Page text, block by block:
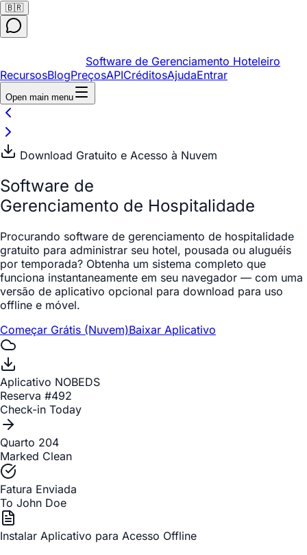
🇧🇷
Software de Gerenciamento Hoteleiro
RecursosBlogPreçosAPICréditosAjudaEntrar
Open main menu
Download Gratuito e Acesso à Nuvem
Software de
Gerenciamento de Hospitalidade
Procurando software de gerenciamento de hospitalidade
gratuito para administrar seu hotel, pousada ou aluguéis
por temporada? Obtenha um sistema completo que
funciona instantaneamente em seu navegador — com uma
versão de aplicativo opcional para download para uso
offline e móvel.
Começar Grátis (Nuvem)Baixar Aplicativo
Aplicativo NOBEDS
Reserva #492
Check-in Today
Quarto 204
Marked Clean
Fatura Enviada
To John Doe
Instalar Aplicativo para Acesso Offline